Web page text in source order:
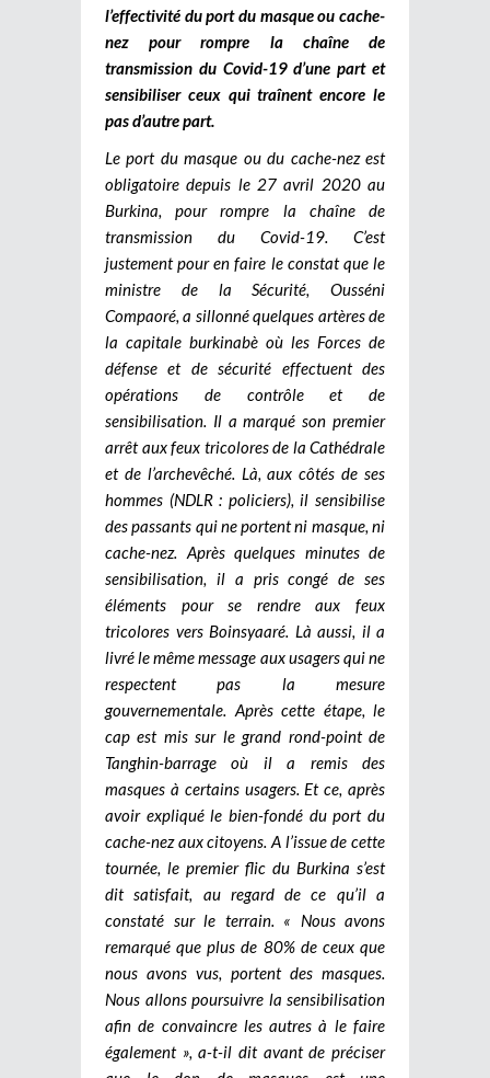
l’effectivité du port du masque ou cache-
nez pour rompre la chaîne de
transmission du Covid-19 d’une part et
sensibiliser ceux qui traînent encore le
pas d’autre part.
Le port du masque ou du cache-nez est
obligatoire depuis le 27 avril 2020 au
Burkina, pour rompre la chaîne de
transmission du Covid-19. C’est
justement pour en faire le constat que le
ministre de la Sécurité, Ousséni
Compaoré, a sillonné quelques artères de
la capitale burkinabè où les Forces de
défense et de sécurité effectuent des
opérations de contrôle et de
sensibilisation. Il a marqué son premier
arrêt aux feux tricolores de la Cathédrale
et de l’archevêché. Là, aux côtés de ses
hommes (NDLR : policiers), il sensibilise
des passants qui ne portent ni masque, ni
cache-nez. Après quelques minutes de
sensibilisation, il a pris congé de ses
éléments pour se rendre aux feux
tricolores vers Boinsyaaré. Là aussi, il a
livré le même message aux usagers qui ne
respectent pas la mesure
gouvernementale. Après cette étape, le
cap est mis sur le grand rond-point de
Tanghin-barrage où il a remis des
masques à certains usagers. Et ce, après
avoir expliqué le bien-fondé du port du
cache-nez aux citoyens. A l’issue de cette
tournée, le premier flic du Burkina s’est
dit satisfait, au regard de ce qu’il a
constaté sur le terrain. « Nous avons
remarqué que plus de 80% de ceux que
nous avons vus, portent des masques.
Nous allons poursuivre la sensibilisation
afin de convaincre les autres à le faire
également », a-t-il dit avant de préciser